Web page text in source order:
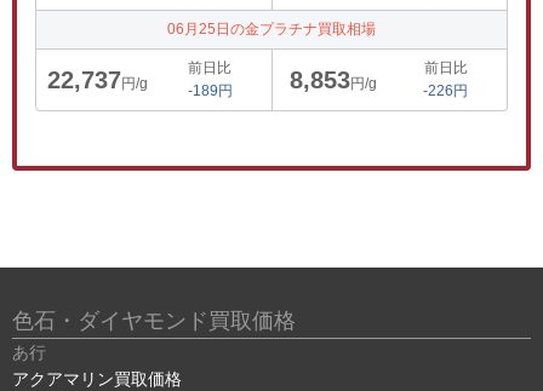
06月25日の金プラチナ買取相場
22,737円/g
前日比
-189円
8,853円/g
前日比
-226円
色石・ダイヤモンド買取価格
あ行
アクアマリン買取価格